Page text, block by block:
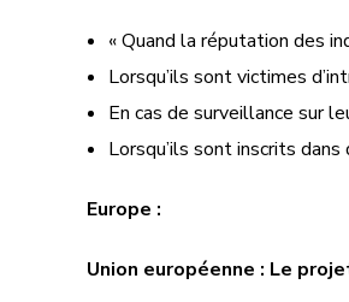
« Quand la réputation des
Lorsqu’ils sont victimes
En cas de surveillance sur
Lorsqu’ils sont inscrits
Europe :
Union européenne : Le